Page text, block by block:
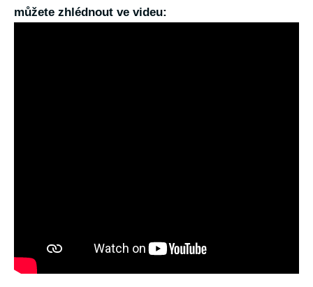
můžete zhlédnout ve videu: